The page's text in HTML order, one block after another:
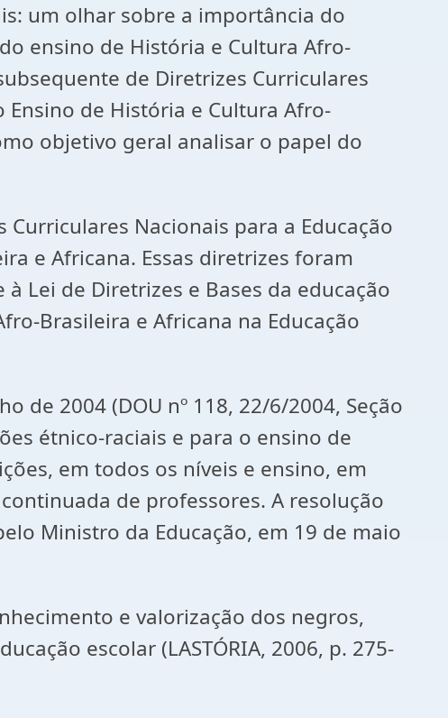
um olhar sobre a importância do
ensino de História e Cultura Afro-
de Diretrizes Curriculares
Ensino de História e Cultura Afro-
objetivo geral analisar o papel do
Nacionais para a Educação
e Africana. Essas diretrizes foram
Lei de Diretrizes e Bases da educação
Brasileira e Africana na Educação
de 2004 (DOU nº 118, 22/6/2004, Seção
étnico-raciais e para o ensino de
em todos os níveis e ensino, em
de professores. A resolução
Ministro da Educação, em 19 de maio
e valorização dos negros,
escolar (LASTÓRIA, 2006, p. 275-